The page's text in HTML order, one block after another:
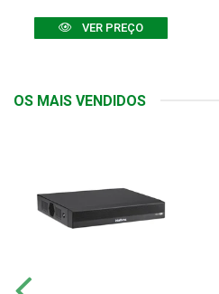
VER PREÇO
OS MAIS VENDIDOS